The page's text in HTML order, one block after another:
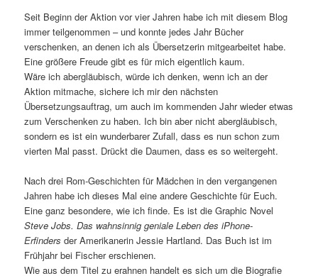
Seit Beginn der Aktion vor vier Jahren habe ich mit diesem Blog
immer teilgenommen – und konnte jedes Jahr Bücher
verschenken, an denen ich als Übersetzerin mitgearbeitet habe.
Eine größere Freude gibt es für mich eigentlich kaum.
Wäre ich abergläubisch, würde ich denken, wenn ich an der
Aktion mitmache, sichere ich mir den nächsten
Übersetzungsauftrag, um auch im kommenden Jahr wieder etwas
zum Verschenken zu haben. Ich bin aber nicht abergläubisch,
sondern es ist ein wunderbarer Zufall, dass es nun schon zum
vierten Mal passt. Drückt die Daumen, dass es so weitergeht.
Nach drei Rom-Geschichten für Mädchen in den vergangenen
Jahren habe ich dieses Mal eine andere Geschichte für Euch.
Eine ganz besondere, wie ich finde. Es ist die Graphic Novel
Steve Jobs. Das wahnsinnig geniale Leben des iPhone-
Erfinders der Amerikanerin Jessie Hartland. Das Buch ist im
Frühjahr bei Fischer erschienen.
Wie aus dem Titel zu erahnen handelt es sich um die Biografie